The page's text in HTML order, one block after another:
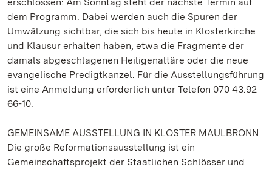
dem Programm. Dabei werden auch die Spuren der
Umwälzung sichtbar, die sich bis heute in Klosterkirche
und Klausur erhalten haben, etwa die Fragmente der
damals abgeschlagenen Heiligenaltäre oder die neue
evangelische Predigtkanzel. Für die Ausstellungsführung
ist eine Anmeldung erforderlich unter Telefon 070 43.92
66-10.
GEMEINSAME AUSSTELLUNG IN KLOSTER MAULBRONN
Die große Reformationsausstellung ist ein
Gemeinschaftsprojekt der Staatlichen Schlösser und